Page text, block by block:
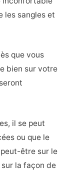
les sangles et
que vous
bien sur votre
il se peut
ou que le
être sur le
la façon de